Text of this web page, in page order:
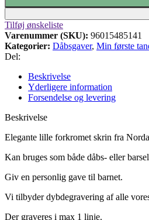
Tilføj ønskeliste
Varenummer (SKU): 96015485141
Kategorier: Dåbsgaver, Min første
Del:
Beskrivelse
Yderligere information
Forsendelse og levering
Beskrivelse
Elegante lille forkromet skrin fra
Kan bruges som både dåbs- eller
Giv en personlig gave til barnet.
Vi tilbyder dybdegravering af alle
Der graveres i max 1 linje.